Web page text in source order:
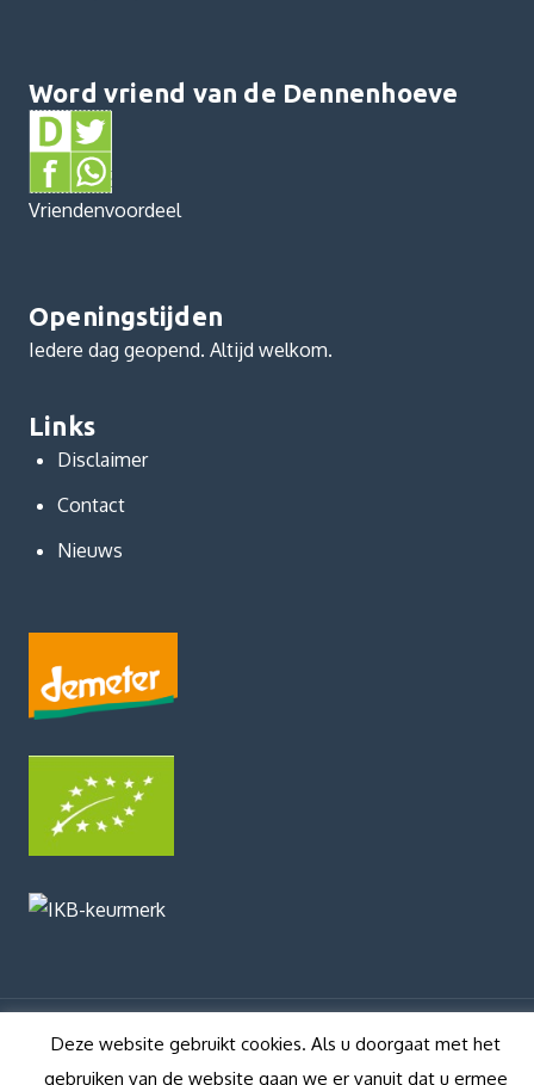
Word vriend van de Dennenhoeve
Vriendenvoordeel
Openingstijden
Iedere dag geopend. Altijd welkom.
Links
Disclaimer
Contact
Nieuws
Deze website gebruikt cookies. Als u doorgaat met het
gebruiken van de website gaan we er vanuit dat u ermee